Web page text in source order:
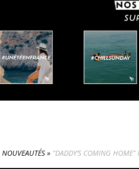
NOUVEAUTÉS» “DADDY’S COMING HOME”